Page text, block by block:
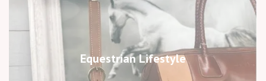
Equestrian Lifestyle